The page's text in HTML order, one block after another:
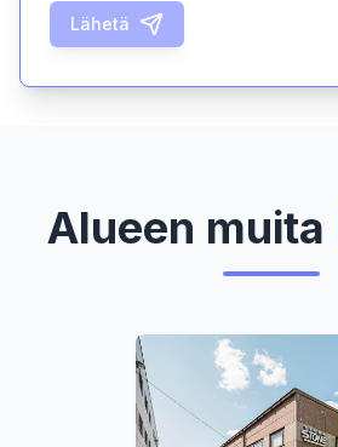
Lähetä
Alueen muita